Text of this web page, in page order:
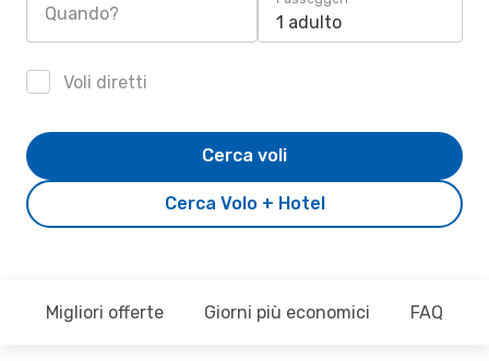
Quando? 1 adulto
Voli diretti
Cerca Volo + Hotel
Cerca voli
Migliori offerte Giorni più economici FAQ